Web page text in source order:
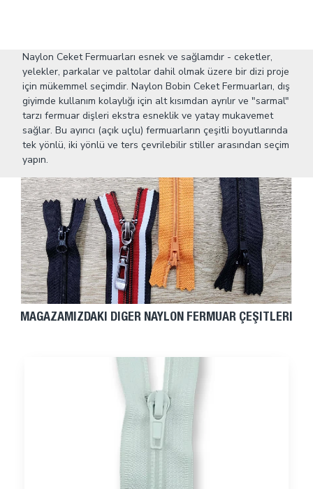
Naylon Ceket Fermuarları esnek ve sağlamdır - ceketler,
yelekler, parkalar ve paltolar dahil olmak üzere bir dizi proje
için mükemmel seçimdir. Naylon Bobin Ceket Fermuarları, dış
giyimde kullanım kolaylığı için alt kısımdan ayrılır ve "sarmal"
tarzı fermuar dişleri ekstra esneklik ve yatay mukavemet
sağlar. Bu ayırıcı (açık uçlu) fermuarların çeşitli boyutlarında
tek yönlü, iki yönlü ve ters çevrilebilir stiller arasından seçim
yapın.
MAĞAZAMIZDAKI DIĞER NAYLON FERMUAR ÇEŞITLERI